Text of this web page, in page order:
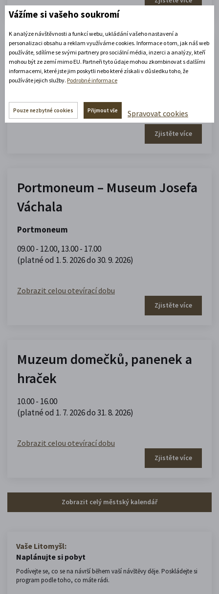
Zámecké sklepení
10.00 - 16.00
Zobrazit celou otevírací dobu
Zjistěte více
Portmoneum – Museum Josefa
Váchala
Portmoneum
09.00 - 12.00, 13.00 - 17.00
(platné od 1. 5. 2026 do 30. 9. 2026)
Zobrazit celou otevírací dobu
Zjistěte více
Muzeum domečků, panenek a
hraček
10.00 - 16.00
(platné od 1. 7. 2026 do 31. 8. 2026)
Zobrazit celou otevírací dobu
Zjistěte více
Zobrazit celý městský kalendář
Vaše Litomyšl:
Naplánujte si pobyt
Podívejte se, co se na návrší během vaší návštěvy děje. Poskládejte si
program podle toho, co máte rádi.
Vážíme si vašeho soukromí
K analýze návštěvnosti a funkcí webu, ukládání vašeho nastavení a
personalizaci obsahu a reklam využíváme cookies. Informace o tom, jak náš web
používáte, sdílíme se svými partnery pro sociální média, inzerci a analýzy, kteří
mohou být ze zemí mimo EU. Partneři tyto údaje mohou zkombinovat s dalšími
informacemi, které jste jim poskytli nebo které získali v důsledku toho, že
používáte jejich služby. Podrobné informace
Pouze nezbytné cookies Přijmout vše Spravovat cookies